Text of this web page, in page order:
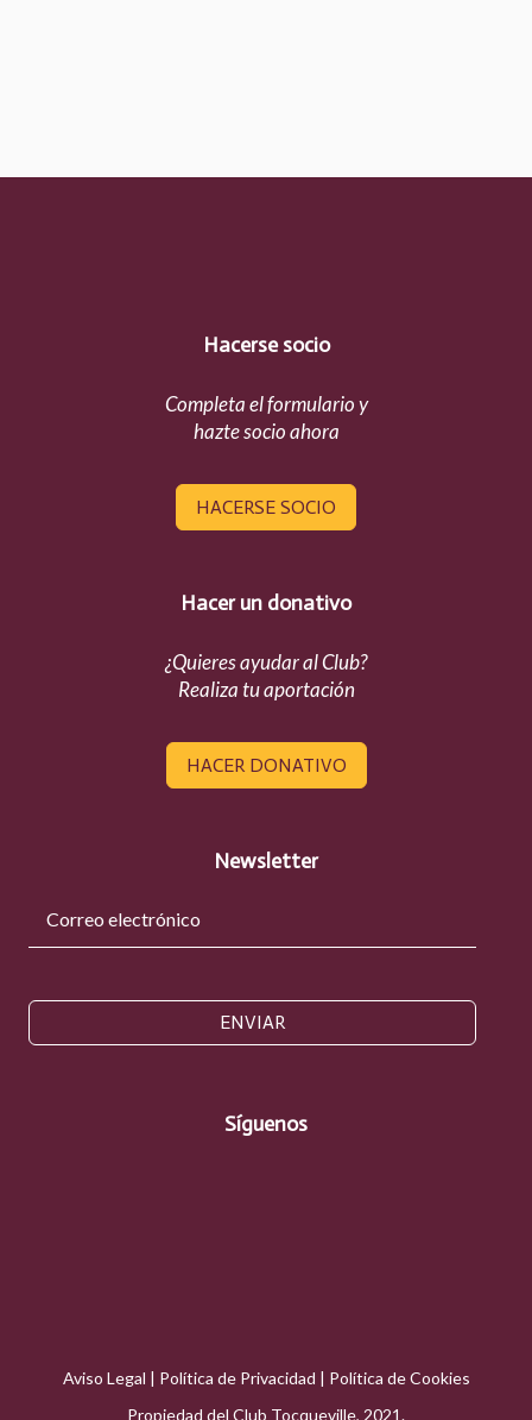
Hacerse socio
Completa el formulario y
hazte socio ahora
HACERSE SOCIO
Hacer un donativo
¿Quieres ayudar al Club?
Realiza tu aportación
HACER DONATIVO
Newsletter
ENVIAR
Síguenos
Aviso Legal | Política de Privacidad | Política de Cookies
Propiedad del Club Tocqueville, 2021.